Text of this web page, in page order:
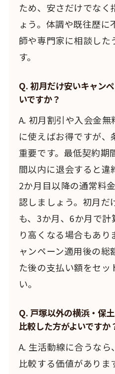
ため、安さだけでなく
ょう。体調や既往歴
師や専門家に相談した
す。
Q. 初月だけ安いキャン
いですか？
A. 初月割引や入会金
に使えばお得ですが
重要です。最低契約期
間以内に退会すると違
2か月目以降の通常料
認しましょう。初月だ
も、3か月、6か月で計
り高くなる場合もあり
ャンペーン適用後の総
た後の支払い額をセッ
い。
Q. 戸塚以外の横浜・保
比較した方がよいですか
A. 生活動線に合うな
比較する価値がありま